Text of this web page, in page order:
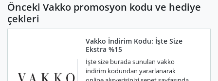
Önceki Vakko promosyon kodu ve hediye
çekleri
Vakko İndirim Kodu: İşte Size
Ekstra %15
İşte size burada sunulan vakko
indirim kodundan yararlanarak